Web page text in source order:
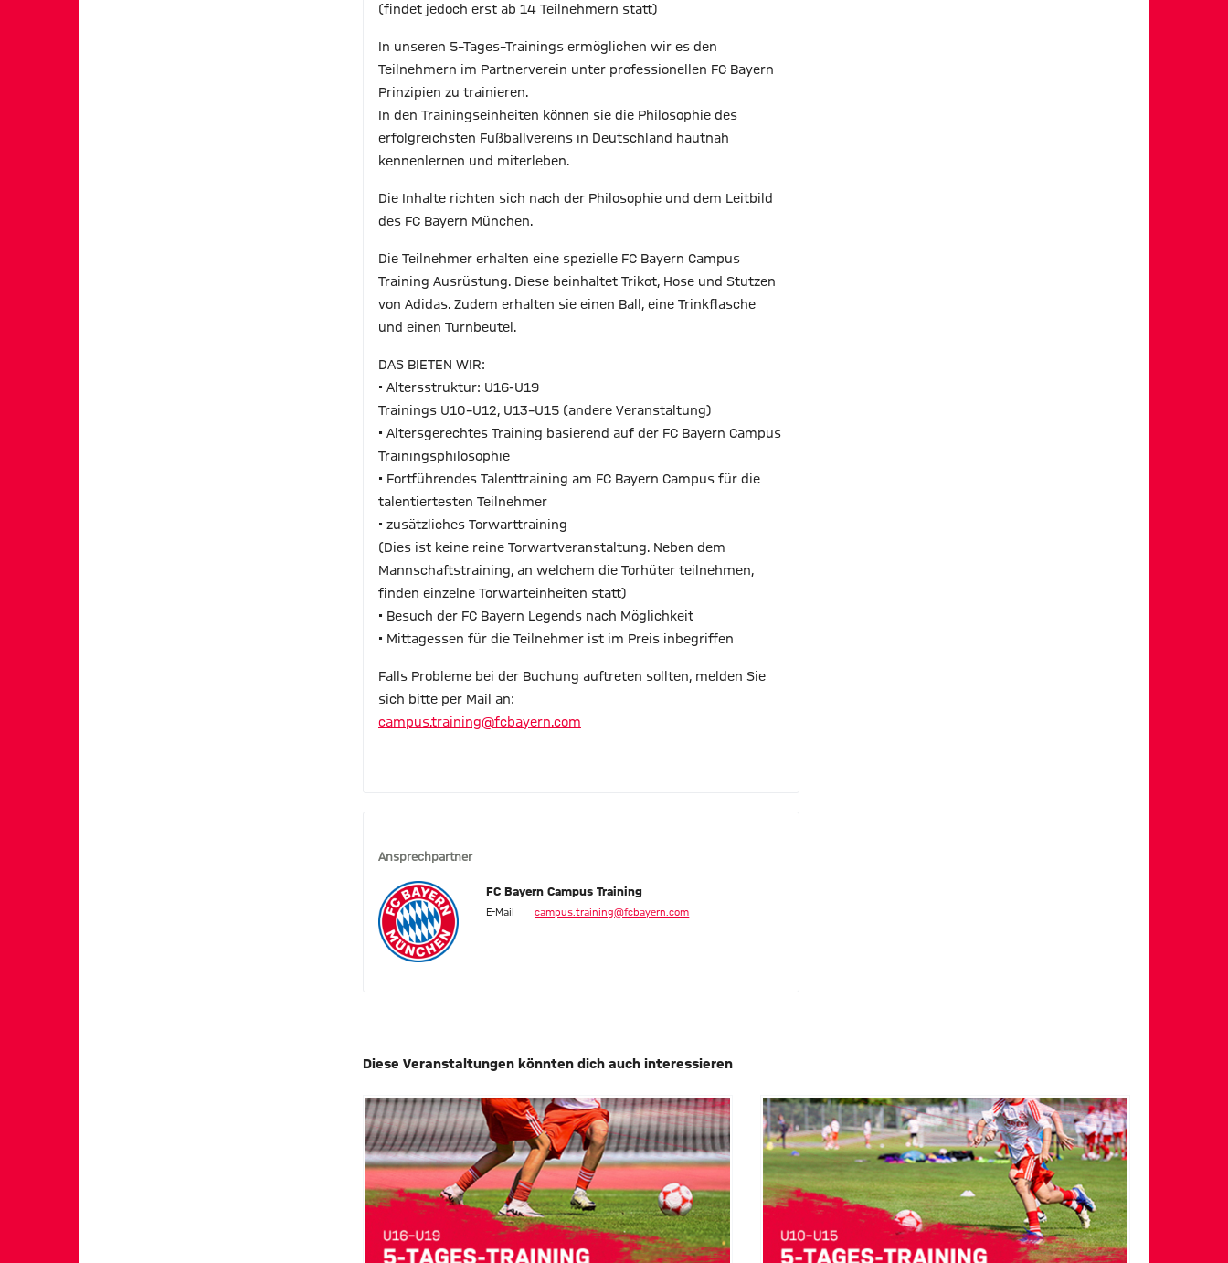
(findet jedoch erst ab 14 Teilnehmern statt)
In unseren 5–Tages–Trainings ermöglichen wir es den
Teilnehmern im Partnerverein unter professionellen FC Bayern
Prinzipien zu trainieren.
In den Trainingseinheiten können sie die Philosophie des
erfolgreichsten Fußballvereins in Deutschland hautnah
kennenlernen und miterleben.
Die Inhalte richten sich nach der Philosophie und dem Leitbild
des FC Bayern München.
Die Teilnehmer erhalten eine spezielle FC Bayern Campus
Training Ausrüstung. Diese beinhaltet Trikot, Hose und Stutzen
von Adidas. Zudem erhalten sie einen Ball, eine Trinkflasche
und einen Turnbeutel.
DAS BIETEN WIR:
• Altersstruktur: U16-U19
Trainings U10–U12, U13–U15 (andere Veranstaltung)
• Altersgerechtes Training basierend auf der FC Bayern Campus
Trainingsphilosophie
• Fortführendes Talenttraining am FC Bayern Campus für die
talentiertesten Teilnehmer
• zusätzliches Torwarttraining
(Dies ist keine reine Torwartveranstaltung. Neben dem
Mannschaftstraining, an welchem die Torhüter teilnehmen,
finden einzelne Torwarteinheiten statt)
• Besuch der FC Bayern Legends nach Möglichkeit
• Mittagessen für die Teilnehmer ist im Preis inbegriffen
Falls Probleme bei der Buchung auftreten sollten, melden Sie
sich bitte per Mail an:
campus.training@fcbayern.com
Ansprechpartner
FC Bayern Campus Training
E-Mail campus.training@fcbayern.com
Diese Veranstaltungen könnten dich auch interessieren